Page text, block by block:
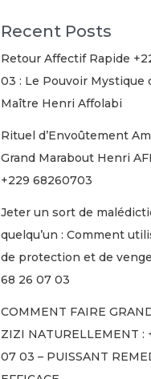
Recent Posts
Retour Affectif Rapide
03 : Le Pouvoir Mystique
Maître Henri Affolabi
Rituel d’Envoûtement
Grand Marabout Henri
+229 68260703
Jeter un sort de
quelqu’un : Comment
de protection et de
68 26 07 03
COMMENT FAIRE
ZIZI NATURELLEMENT :
07 03 – PUISSANT